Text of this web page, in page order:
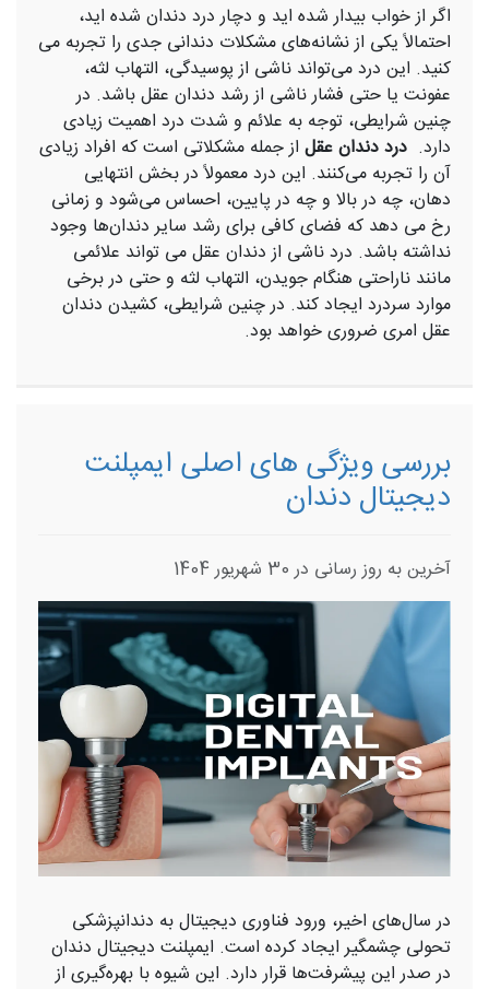
اگر از خواب بیدار شده اید و دچار درد دندان شده‌ اید،
احتمالاً یکی از نشانه‌های مشکلات دندانی جدی را تجربه می
کنید. این درد می‌تواند ناشی از پوسیدگی، التهاب لثه،
عفونت یا حتی فشار ناشی از رشد دندان عقل باشد. در
چنین شرایطی، توجه به علائم و شدت درد اهمیت زیادی
دارد. درد دندان عقل از جمله مشکلاتی است که افراد زیادی
آن را تجربه می‌کنند. این درد معمولاً در بخش انتهایی
دهان، چه در بالا و چه در پایین، احساس می‌شود و زمانی
رخ می دهد که فضای کافی برای رشد سایر دندان‌ها وجود
نداشته باشد. درد ناشی از دندان عقل می تواند علائمی
مانند ناراحتی هنگام جویدن، التهاب لثه و حتی در برخی
موارد سردرد ایجاد کند. در چنین شرایطی، کشیدن دندان
عقل امری ضروری خواهد بود.
بررسی ویژگی‌ های اصلی ایمپلنت
دیجیتال دندان
آخرین به روز رسانی در 30 شهریور 1404
در سال‌های اخیر، ورود فناوری دیجیتال به دندانپزشکی
تحولی چشمگیر ایجاد کرده است. ایمپلنت دیجیتال دندان
در صدر این پیشرفت‌ها قرار دارد. این شیوه با بهره‌گیری از